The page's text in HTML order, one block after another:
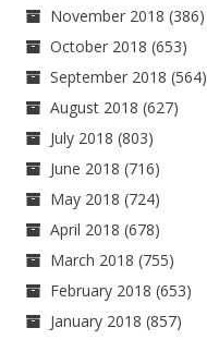
November 2018 (386)
October 2018 (653)
September 2018 (564)
August 2018 (627)
July 2018 (803)
June 2018 (716)
May 2018 (724)
April 2018 (678)
March 2018 (755)
February 2018 (653)
January 2018 (857)